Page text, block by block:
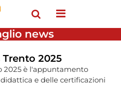
Open menu
news
2025
2025 è l'appuntamento
e delle certificazioni